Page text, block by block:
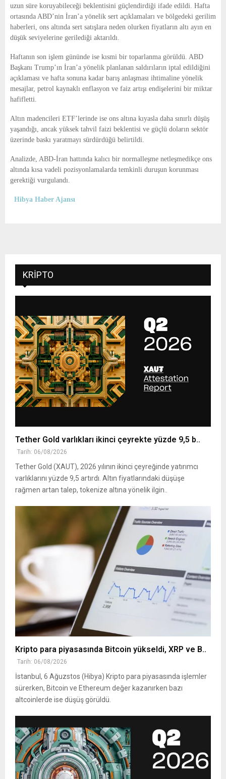
uzun süre koruyabileceği beklentisini güçlendirdiği ifade edildi. Hafta
ortasında ABD’nin İran’a yönelik sert açıklamaları ve bölgedeki gerilim
haberleri, ons altında sert satışlara neden olurken fiyatların altı ayın en
düşük seviyelerine gerilediği aktarıldı.
Haftanın son işlem gününde ise kısmi bir toparlanma görüldü. ABD
Başkanı Trump’ın İran’a yönelik planlanan saldırıların iptal edildiğini
açıklaması ve hafta sonuna kadar barış anlaşması ihtimaline yönelik
mesajlar, petrol kaynaklı enflasyon ve faiz artışı endişelerini bir miktar
hafifletti.
Altın madencileri ETF’lerinde ise ons altına kıyasla daha sınırlı düşüş
yaşandığı, ancak yüksek tahvil faizi beklentisi ve güçlü doların sektör
üzerinde baskı yaratmayı sürdürdüğü belirtildi.
Analizde, ABD-İran hattında kalıcı bir normalleşme netleşmedikçe ons
altında kısa vadeli pozisyonlamalarda temkinli duruşun korunması
gerektiği vurgulandı.
Hibya Haber Ajansı
KRIPTO
Tether Gold varlıkları ikinci çeyrekte yüzde 9,5 b..
Tarih: 06/08/2026
Tether Gold (XAUT), 2026 yılının ikinci çeyreğinde yatırımcı
varlıklarını yüzde 9,5 artırdı. Altın fiyatlarındaki düşüşe
rağmen artan talep, tokenize altına yönelik ilgin..
Kripto para piyasasında Bitcoin yükseldi, XRP ve B..
Tarih: 06/08/2026
İstanbul, 6 Ağuzstos (Hibya) Kripto para piyasasında işlemler
sürerken, Bitcoin ve Ethereum değer kazanırken bazı
altcoinlerde ise düşüş görüldü.